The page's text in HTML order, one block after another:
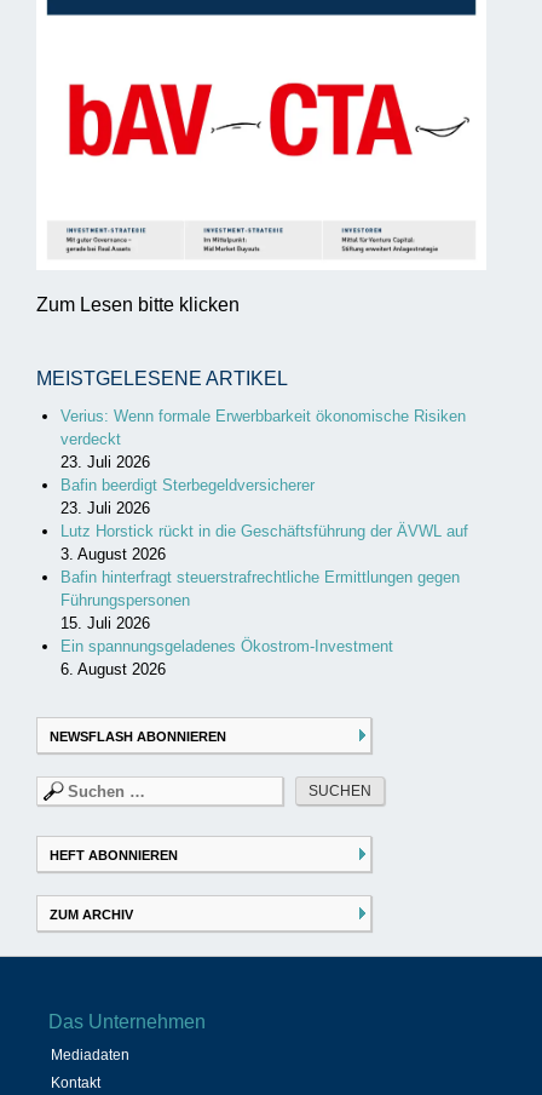
Zum Lesen bitte klicken
MEISTGELESENE ARTIKEL
Verius: Wenn formale Erwerbbarkeit ökonomische Risiken
verdeckt
23. Juli 2026
Bafin beerdigt Sterbegeldversicherer
23. Juli 2026
Lutz Horstick rückt in die Geschäftsführung der ÄVWL auf
3. August 2026
Bafin hinterfragt steuerstrafrechtliche Ermittlungen gegen
Führungspersonen
15. Juli 2026
Ein spannungsgeladenes Ökostrom-Investment
6. August 2026
NEWSFLASH ABONNIEREN
Suchen
nach:
HEFT ABONNIEREN
ZUM ARCHIV
Das Unternehmen
Mediadaten
Kontakt